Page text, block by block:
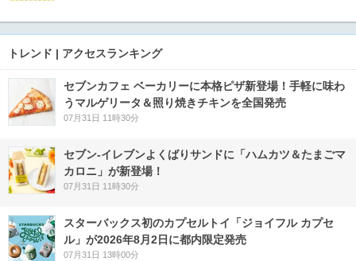
トレンド | アクセスランキング
セブンカフェ ベーカリーに本格ピザ新登場！手軽に味わ
うマルゲリータ＆照り焼きチキンを全国発売
07月31日 11時30分
セブン‐イレブンよくばりサンドに「ハムカツ＆たまごマ
カロニ」が新登場！
07月31日 11時30分
スターバックス初のカプセルトイ「ジョイフル カプセ
ル」が2026年8月2日に都内限定発売
07月31日 13時00分